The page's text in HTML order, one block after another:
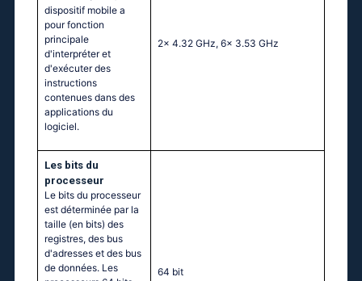
dispositif mobile a
pour fonction
principale
d'interpréter et
d'exécuter des
instructions
contenues dans des
applications du
logiciel.
2x 4.32 GHz, 6x 3.53 GHz
Les bits du
processeur
Le bits du processeur
est déterminée par la
taille (en bits) des
registres, des bus
d'adresses et des bus
de données. Les
64 bit